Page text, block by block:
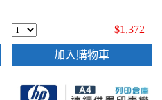
$1,372
加入購物車